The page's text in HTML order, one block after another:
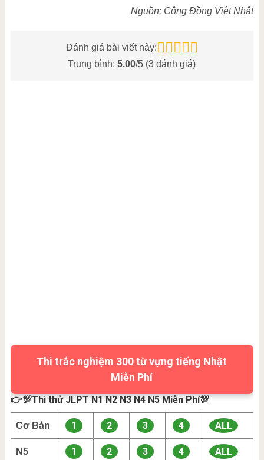
Nguồn: Cộng Đồng Việt Nhật
Đánh giá bài viết này:
Trung bình:5.00/5 (3 đánh giá)
Thi trắc nghiệm 300 từ vựng tiếng Nhật
Miễn Phí
👉💯Thi thử JLPT N1 N2 N3 N4 N5 Miễn Phí💯
Cơ Bản 1 2 3 4 ALL
N5 1 2 3 4 ALL